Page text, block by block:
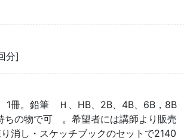
分]
1冊。鉛筆 Ｈ、HB、2B、4B、6B，8B
の物で可 。希望者には講師より販売
消し・スケッチブックのセットで2140